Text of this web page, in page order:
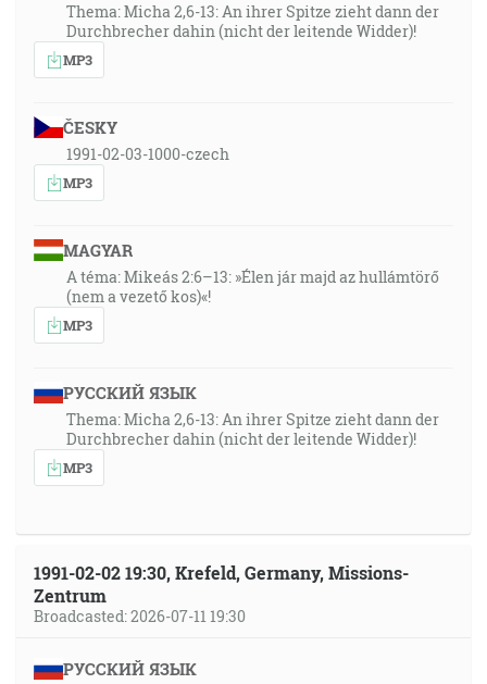
Thema: Micha 2,6-13: An ihrer Spitze zieht dann der
Durchbrecher dahin (nicht der leitende Widder)!
MP3
ČESKY
1991-02-03-1000-czech
MP3
MAGYAR
A téma: Mikeás 2:6–13: »Élen jár majd az hullámtörő
(nem a vezető kos)«!
MP3
РУССКИЙ ЯЗЫК
Thema: Micha 2,6-13: An ihrer Spitze zieht dann der
Durchbrecher dahin (nicht der leitende Widder)!
MP3
1991-02-02 19:30, Krefeld, Germany, Missions-
Zentrum
Broadcasted: 2026-07-11 19:30
РУССКИЙ ЯЗЫК